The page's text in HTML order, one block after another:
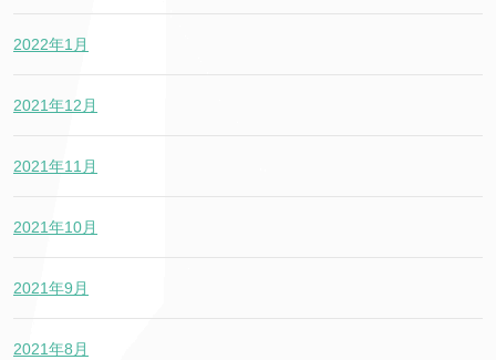
2022年1月
2021年12月
2021年11月
2021年10月
2021年9月
2021年8月